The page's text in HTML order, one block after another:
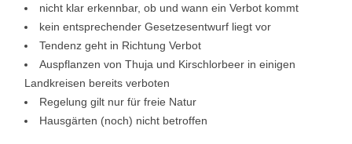
nicht klar erkennbar, ob und wann ein Verbot kommt
kein entsprechender Gesetzesentwurf liegt vor
Tendenz geht in Richtung Verbot
Auspflanzen von Thuja und Kirschlorbeer in einigen
Landkreisen bereits verboten
Regelung gilt nur für freie Natur
Hausgärten (noch) nicht betroffen